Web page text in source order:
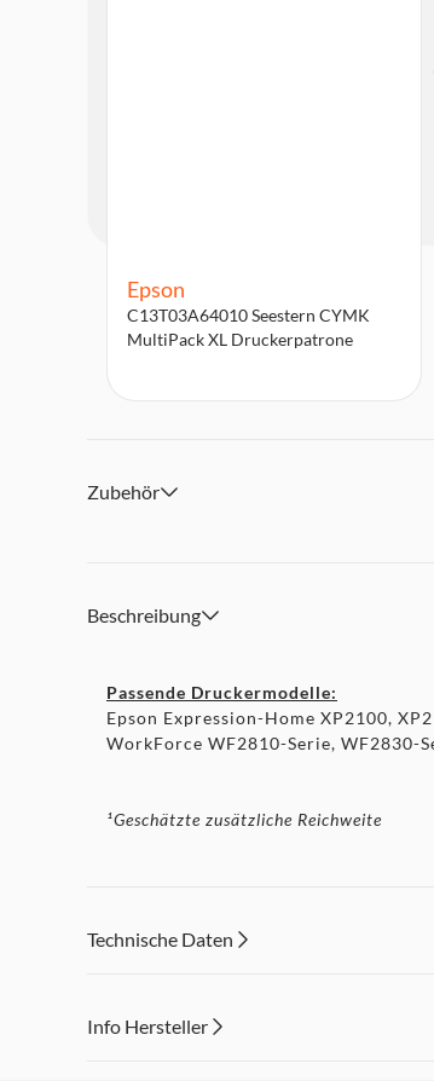
Epson
C13T03A64010 Seestern CYMK
MultiPack XL Druckerpatrone
Zubehör
Beschreibung
Passende Druckermodelle:
Epson Expression-Home XP2100,
WorkForce WF2810-Serie, WF2830-
¹Geschätzte zusätzliche Reichweite
Technische Daten
Info Hersteller